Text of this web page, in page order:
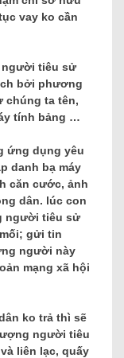
vay ko cần
tiêu sử
bởi phương
chúng ta tên,
tính bảng …
ứng dụng yêu
danh bạ máy
căn cước, ảnh
dân. lúc con
người tiêu sử
gửi tin
người này
mạng xã hội
ko trả thì sẽ
người tiêu
liên lạc, quấy